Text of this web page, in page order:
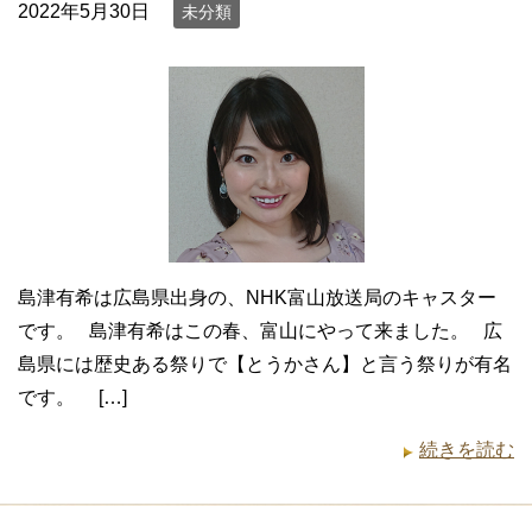
2022年5月30日 未分類
島津有希は広島県出身の、NHK富山放送局のキャスター
です。 島津有希はこの春、富山にやって来ました。 広
島県には歴史ある祭りで【とうかさん】と言う祭りが有名
です。 […]
続きを読む